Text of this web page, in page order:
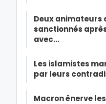
Deux animateurs
sanctionnés
avec…
Les islamistes
par leurs
Macron énerve